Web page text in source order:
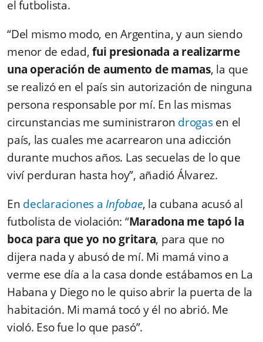
el futbolista.
“Del mismo modo, en Argentina, y aun siendo
menor de edad,fui presionada a realizarme
una operación de aumento de mamas, la que
se realizó en el país sin autorización de ninguna
persona responsable por mí. En las mismas
circunstancias me suministraron drogasen el
país, las cuales me acarrearon una adicción
durante muchos años. Las secuelas de lo que
viví perduran hasta hoy”, añadió Álvarez.
En declaraciones aInfobae, la cubana acusó al
futbolista de violación: “Maradona me tapó la
boca para que yo no gritara, para que no
dijera nada y abusó de mí. Mi mamá vino a
verme ese día a la casa donde estábamos en La
Habana y Diego no le quiso abrir la puerta de la
habitación. Mi mamá tocó y él no abrió. Me
violó. Eso fue lo que pasó”.